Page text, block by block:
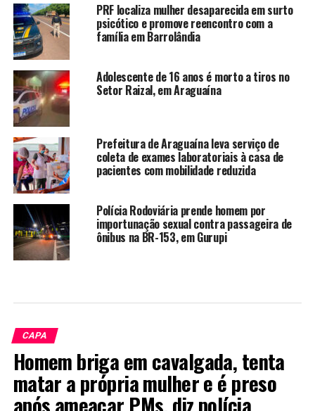
PRF localiza mulher desaparecida em surto
psicótico e promove reencontro com a
família em Barrolândia
Adolescente de 16 anos é morto a tiros no
Setor Raizal, em Araguaína
Prefeitura de Araguaína leva serviço de
coleta de exames laboratoriais à casa de
pacientes com mobilidade reduzida
Polícia Rodoviária prende homem por
importunação sexual contra passageira de
ônibus na BR-153, em Gurupi
CAPA
Homem briga em cavalgada, tenta
matar a própria mulher e é preso
após ameaçar PMs, diz polícia